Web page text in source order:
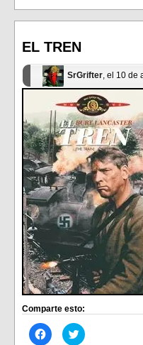
en
(Se
en
una
nueva)
en
(Se
en
una
nueva)
EL TREN
SrGrifter, el 10 de
Comparte esto:
Haz
clic
Haz
clic